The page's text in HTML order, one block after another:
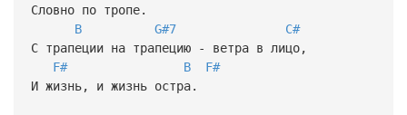
Словно по тропе.
B
G#7
C#
С трапеции на трапецию - ветра в лицо,
F#
B
F#
И жизнь, и жизнь остра.